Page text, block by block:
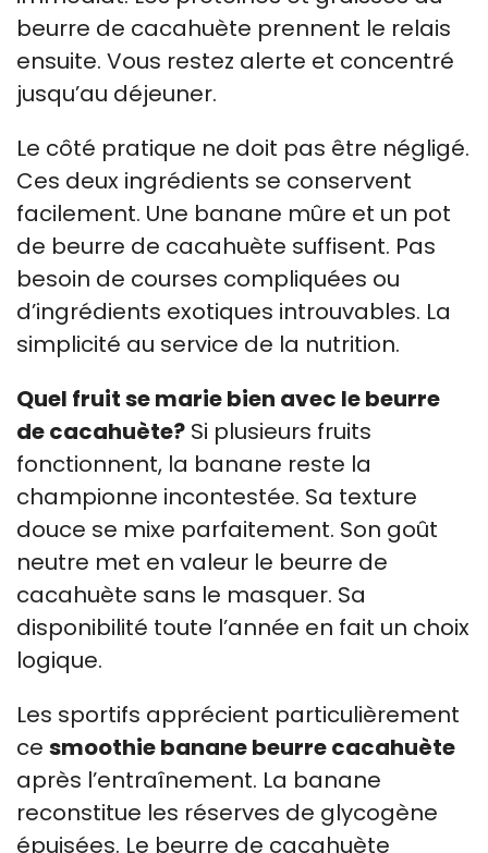
beurre de cacahuète prennent le relais
ensuite. Vous restez alerte et concentré
jusqu’au déjeuner.
Le côté pratique ne doit pas être négligé.
Ces deux ingrédients se conservent
facilement. Une banane mûre et un pot
de beurre de cacahuète suffisent. Pas
besoin de courses compliquées ou
d’ingrédients exotiques introuvables. La
simplicité au service de la nutrition.
Quel fruit se marie bien avec le beurre
de cacahuète? Si plusieurs fruits
fonctionnent, la banane reste la
championne incontestée. Sa texture
douce se mixe parfaitement. Son goût
neutre met en valeur le beurre de
cacahuète sans le masquer. Sa
disponibilité toute l’année en fait un choix
logique.
Les sportifs apprécient particulièrement
ce smoothie banane beurre cacahuète
après l’entraînement. La banane
reconstitue les réserves de glycogène
épuisées. Le beurre de cacahuète